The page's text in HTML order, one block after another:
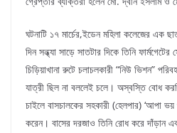
ঘটনাটি ১৭ মার্চের,ইডেন মহিলা কলেজের এক
দিন সন্ধ্যা সাড়ে সাতটার দিকে তিনি
চিড়িয়াখানা রুটে চলাচলকারী “নিউ ভিশন”
যাত্রী ছিল না বললেই চলে। অস্বস্তি বোধ
চাইলে বাসচালকের সহকারী (হেলপার) ‘আপা
করেন। বাসের দরজাও তিনি রোধ করে দাঁড়ান